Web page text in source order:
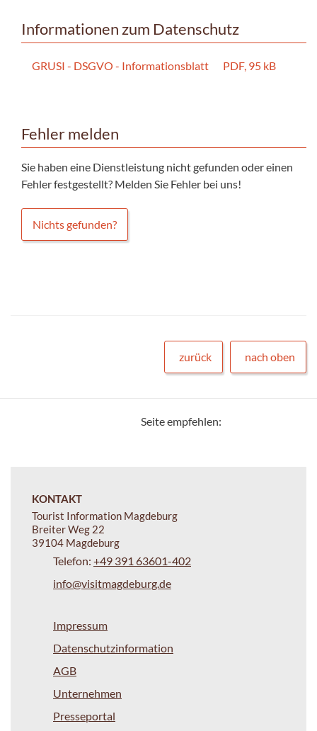
Informationen zum Datenschutz
GRUSI - DSGVO - Informationsblatt PDF, 95 kB
Fehler melden
Sie haben eine Dienstleistung nicht gefunden oder einen
Fehler festgestellt? Melden Sie Fehler bei uns!
Nichts gefunden?
zurück nach oben
Seite empfehlen:
KONTAKT
Tourist Information Magdeburg
Breiter Weg 22
39104 Magdeburg
Telefon: +49 391 63601-402
info@visitmagdeburg.de
Impressum
Datenschutzinformation
AGB
Unternehmen
Presseportal